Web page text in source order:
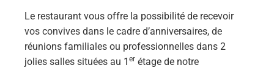
Le restaurant vous offre la possibilité de recevoir
vos convives dans le cadre d’anniversaires, de
réunions familiales ou professionnelles dans 2
jolies salles situées au 1 er étage de notre